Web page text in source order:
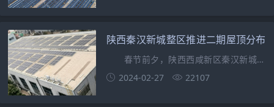
陕西秦汉新城整区推进二期屋顶分布
式光伏电站项目实现成功并网发电！
春节前夕，陕西西咸新区秦汉新城整
区在积极推进二期屋顶分布式光伏电站项
2024-02-27 22107